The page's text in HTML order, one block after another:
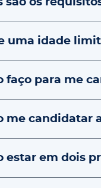
uma idade
faço para me
me candidatar
estar em dois